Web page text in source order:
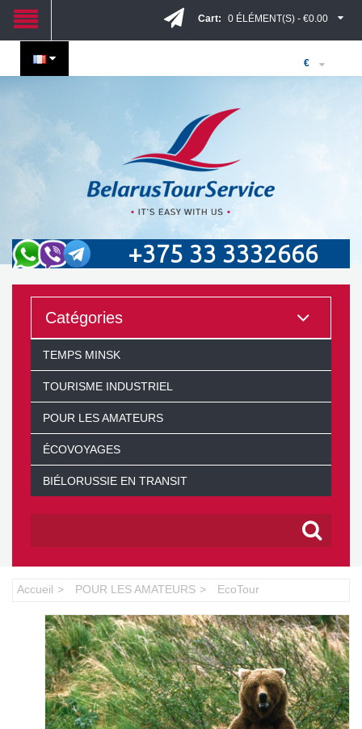
€
Cart: 0 ÉLÉMENT(S) - €0.00
+375 33 3332666
Catégories
TEMPS MINSK
TOURISME INDUSTRIEL
POUR LES AMATEURS
ÉCOVOYAGES
BIÉLORUSSIE EN TRANSIT
Accueil POUR LES AMATEURS EcoTour